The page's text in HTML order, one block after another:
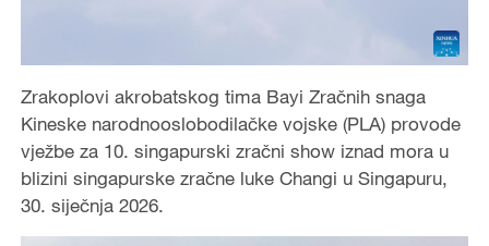
Zrakoplovi akrobatskog tima Bayi Zračnih snaga
Kineske narodnooslobodilačke vojske (PLA) provode
vježbe za 10. singapurski zračni show iznad mora u
blizini singapurske zračne luke Changi u Singapuru,
30. siječnja 2026.